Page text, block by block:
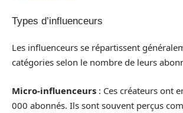
Types d’influenceurs
Les influenceurs se répartissent
catégories selon le nombre de leurs
Micro-influenceurs : Ces créateurs ont
000 abonnés. Ils sont souvent perçus